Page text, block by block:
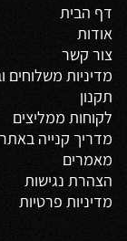
דף הבית
אודות
צור קשר
מדיניות משלוחים
תקנון
לקוחות ממליצים
מדריך קנייה באתר
מאמרים
הצהרת נגישות
מדיניות פרטיות